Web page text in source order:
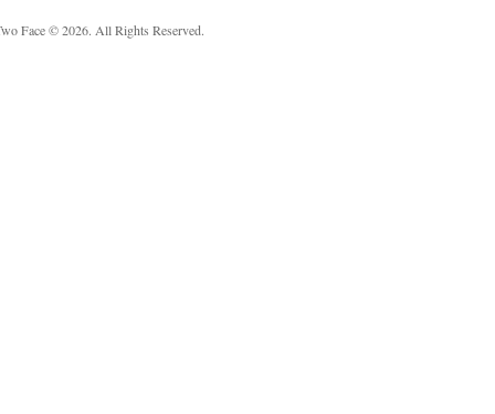
Face © 2026. All Rights Reserved.